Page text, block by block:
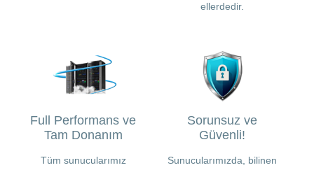
ellerdedir.
Full Performans ve
Tam Donanım
Tüm sunucularımız
Sorunsuz ve
Güvenli!
Sunucularımızda, bilinen